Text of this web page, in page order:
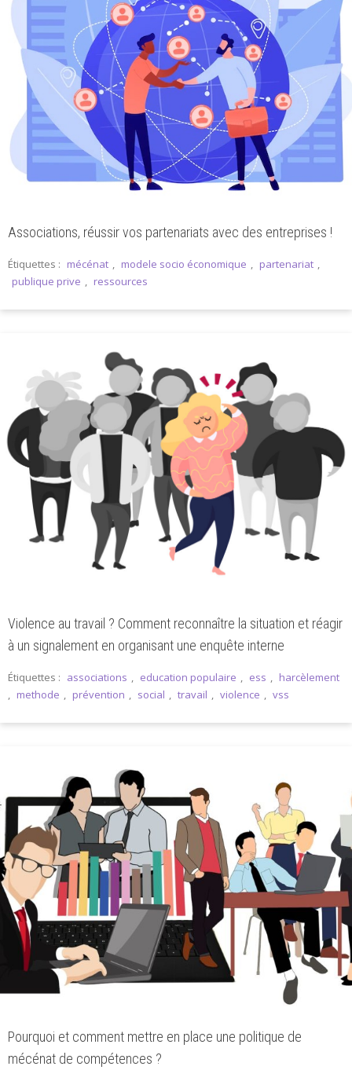
Associations, réussir vos partenariats avec des entreprises !
Étiquettes : mécénat , modele socio économique , partenariat ,
publique prive , ressources
Violence au travail ? Comment reconnaître la situation et réagir
à un signalement en organisant une enquête interne
Étiquettes : associations , education populaire , ess , harcèlement
, methode , prévention , social , travail , violence , vss
Pourquoi et comment mettre en place une politique de
mécénat de compétences ?